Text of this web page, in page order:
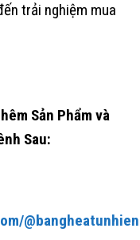
trải nghiệm mua
Sản Phẩm và
Sau: